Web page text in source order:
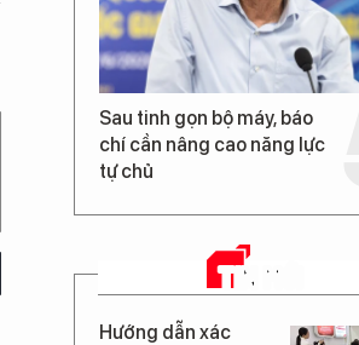
Sau tinh gọn bộ máy, báo
chí cần nâng cao năng lực
tự chủ
TIN MỚI
Hướng dẫn xác